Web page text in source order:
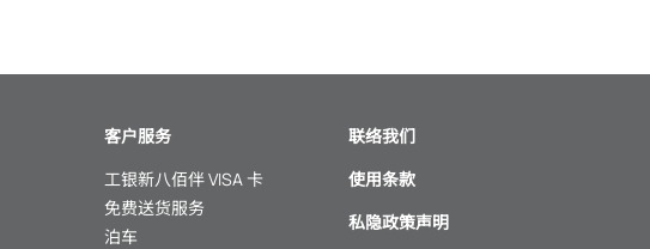
客户服务
工银新八佰伴 VISA 卡
免费送货服务
泊车
联络我们
使用条款
私隐政策声明